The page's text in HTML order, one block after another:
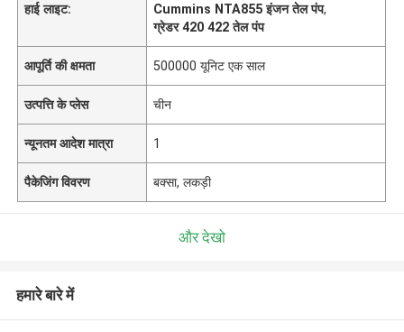
हाई लाइट:
Cummins NTA855 इंजन तेल पंप,
ग्रेडर 420 422 तेल पंप
आपूर्ति की क्षमता 500000 यूनिट एक साल
उत्पत्ति के प्लेस चीन
न्यूनतम आदेश मात्रा 1
पैकेजिंग विवरण बक्सा, लकड़ी
और देखो
हमारे बारे में